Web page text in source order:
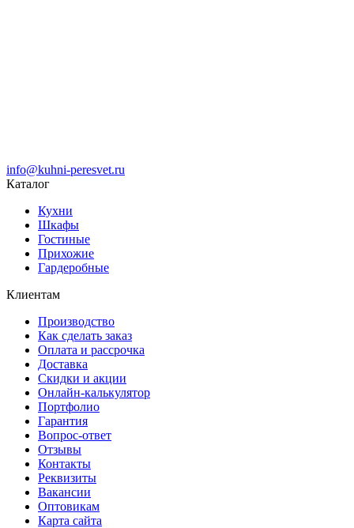
info@kuhni-peresvet.ru
Каталог
Кухни
Шкафы
Гостиные
Прихожие
Гардеробные
Клиентам
Производство
Как сделать заказ
Оплата и рассрочка
Доставка
Скидки и акции
Онлайн-калькулятор
Портфолио
Гарантия
Вопрос-ответ
Отзывы
Контакты
Реквизиты
Вакансии
Оптовикам
Карта сайта